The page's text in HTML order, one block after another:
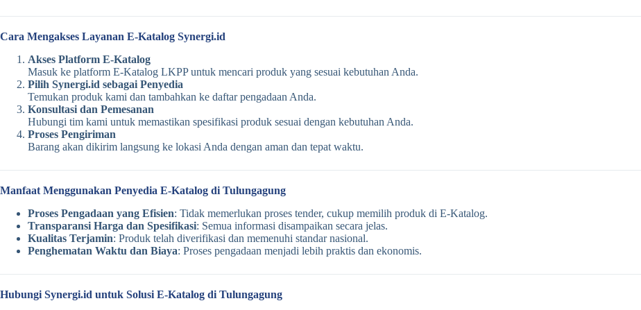
Cara Mengakses Layanan E-Katalog Synergi.id
Akses Platform E-Katalog
Masuk ke platform E-Katalog LKPP untuk mencari produk yang sesuai kebutuhan Anda.
Pilih Synergi.id sebagai Penyedia
Temukan produk kami dan tambahkan ke daftar pengadaan Anda.
Konsultasi dan Pemesanan
Hubungi tim kami untuk memastikan spesifikasi produk sesuai dengan kebutuhan Anda.
Proses Pengiriman
Barang akan dikirim langsung ke lokasi Anda dengan aman dan tepat waktu.
Manfaat Menggunakan Penyedia E-Katalog di Tulungagung
Proses Pengadaan yang Efisien: Tidak memerlukan proses tender, cukup memilih produk di E-Katalog.
Transparansi Harga dan Spesifikasi: Semua informasi disampaikan secara jelas.
Kualitas Terjamin: Produk telah diverifikasi dan memenuhi standar nasional.
Penghematan Waktu dan Biaya: Proses pengadaan menjadi lebih praktis dan ekonomis.
Hubungi Synergi.id untuk Solusi E-Katalog di Tulungagung